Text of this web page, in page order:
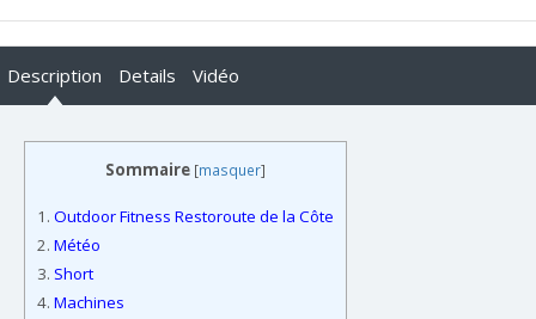
Description Details Vidéo
Sommaire [masquer]
1. Outdoor Fitness Restoroute de la Côte
2. Météo
3. Short
4. Machines